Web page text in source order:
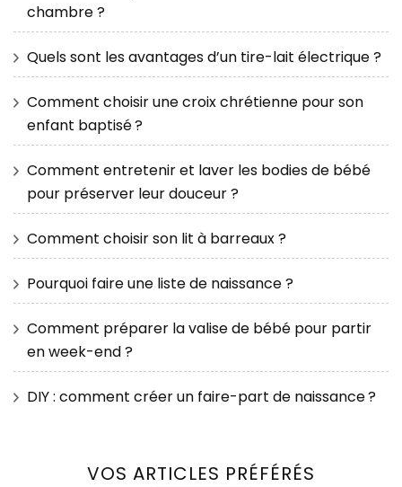
chambre ?
Quels sont les avantages d’un tire-lait électrique ?
Comment choisir une croix chrétienne pour son
enfant baptisé ?
Comment entretenir et laver les bodies de bébé
pour préserver leur douceur ?
Comment choisir son lit à barreaux ?
Pourquoi faire une liste de naissance ?
Comment préparer la valise de bébé pour partir
en week-end ?
DIY : comment créer un faire-part de naissance ?
VOS ARTICLES PRÉFÉRÉS